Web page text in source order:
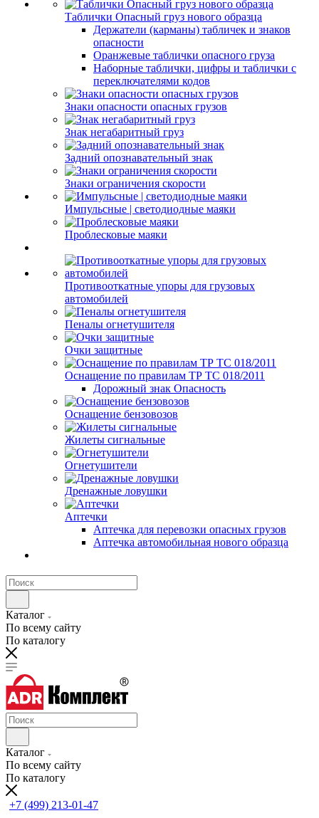
Таблички Опасный груз нового образца
Держатели (карманы) табличек и знаков
опасности
Оранжевые таблички опасного груза
Наборные таблички, цифры и таблички с
переключателями кодов
Знаки опасности опасных грузов
Знак негабаритный груз
Задний опознавательный знак
Знаки ограничения скорости
Импульсные | светодиодные маяки
Проблесковые маяки
Противооткатные упоры для грузовых
автомобилей
Пеналы огнетушителя
Очки защитные
Оснащение по правилам ТР ТС 018/2011
Дорожный знак Опасность
Оснащение бензовозов
Жилеты сигнальные
Огнетушители
Дренажные ловушки
Аптечки
Аптечка для перевозки опасных грузов
Аптечка автомобильная нового образца
Каталог
По всему сайту
По каталогу
Каталог
По всему сайту
По каталогу
+7 (499) 213-01-47